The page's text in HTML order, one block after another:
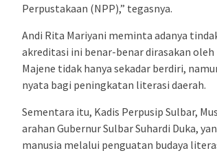
Perpustakaan (NPP),” tegasnya.
Andi Rita Mariyani meminta adanya
akreditasi ini benar-benar dirasakan
Majene tidak hanya sekadar berdiri,
nyata bagi peningkatan literasi daerah.
Sementara itu, Kadis Perpusip Sulbar,
arahan Gubernur Sulbar Suhardi Duka,
manusia melalui penguatan budaya